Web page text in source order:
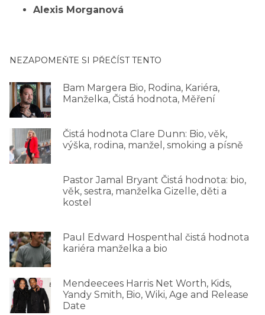
Alexis Morganová
NEZAPOMEŇTE SI PŘEČÍST TENTO
Bam Margera Bio, Rodina, Kariéra,
Manželka, Čistá hodnota, Měření
Čistá hodnota Clare Dunn: Bio, věk,
výška, rodina, manžel, smoking a písně
Pastor Jamal Bryant Čistá hodnota: bio,
věk, sestra, manželka Gizelle, děti a
kostel
Paul Edward Hospenthal čistá hodnota
kariéra manželka a bio
Mendeecees Harris Net Worth, Kids,
Yandy Smith, Bio, Wiki, Age and Release
Date